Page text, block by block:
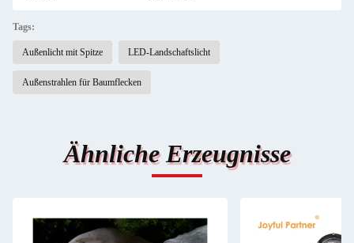
Tags:
Außenlicht mit Spitze LED-Landschaftslicht
Außenstrahlen für Baumflecken
Ähnliche Erzeugnisse